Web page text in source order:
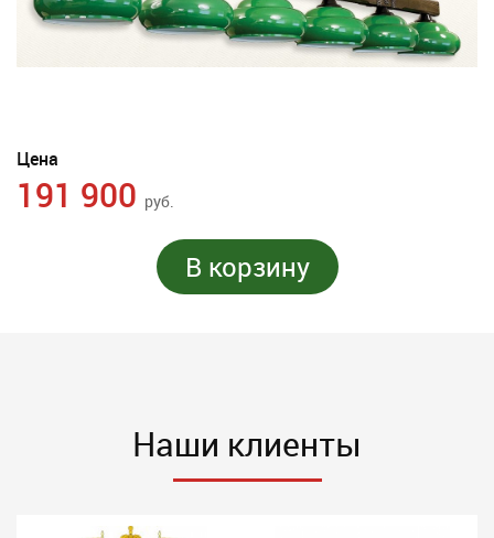
Цена
191 900 руб.
В корзину
Наши клиенты